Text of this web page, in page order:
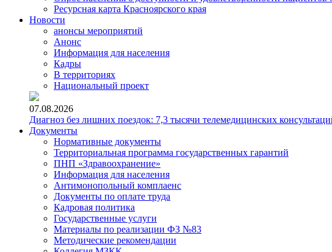
Ресурсная карта Красноярского края
Новости
анонсы мероприятий
Анонс
Информация для населения
Кадры
В территориях
Национальный проект
07.08.2026
Диагноз без лишних поездок: 7,3 тысячи телемедицинских
Документы
Нормативные документы
Территориальная программа государственных гарантий
ПНП «Здравоохранение»
Информация для населения
Антимонопольный комплаенс
Документы по оплате труда
Кадровая политика
Государственные услуги
Материалы по реализации ФЗ №83
Методические рекомендации